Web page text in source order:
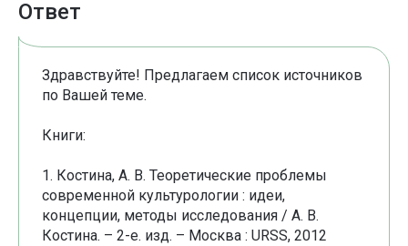
Ответ
Здравствуйте! Предлагаем список источников
по Вашей теме.
Книги:
1. Костина, А. В. Теоретические проблемы
современной культурологии : идеи,
концепции, методы исследования / А. В.
Костина. – 2-е. изд. – Москва : URSS, 2012